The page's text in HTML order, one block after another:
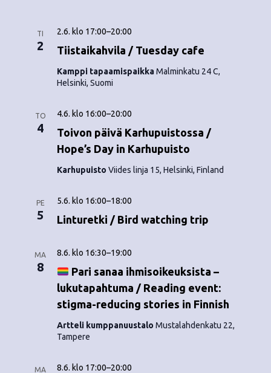
TI
2 Tiistaikahvila / Tuesday cafe
2.6. klo 17:00–20:00
Kamppi tapaamispaikkaMalminkatu 24 C,
Helsinki, Suomi
TO
4
Toivon päivä Karhupuistossa /
Hope’s Day in Karhupuisto
4.6. klo 16:00–20:00
Karhupuisto Viides linja 15, Helsinki, Finland
PE
5 Linturetki / Bird watching trip
5.6. klo 16:00–18:00
MA
8
Pari sanaa ihmisoikeuksista –
lukutapahtuma / Reading event:
stigma-reducing stories in Finnish
8.6. klo 16:30–19:00
Artteli kumppanuustalo Mustalahdenkatu 22,
Tampere
MA 8.6. klo 17:00–20:00